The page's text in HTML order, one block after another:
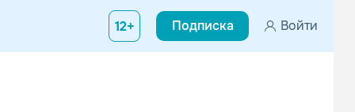
12+ Подписка Войти